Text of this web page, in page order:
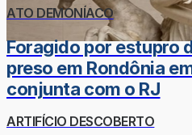
ATO DEMONÍACO
Foragido por estupro
preso em Rondônia
conjunta com o RJ
ARTIFÍCIO DESCOBERTO